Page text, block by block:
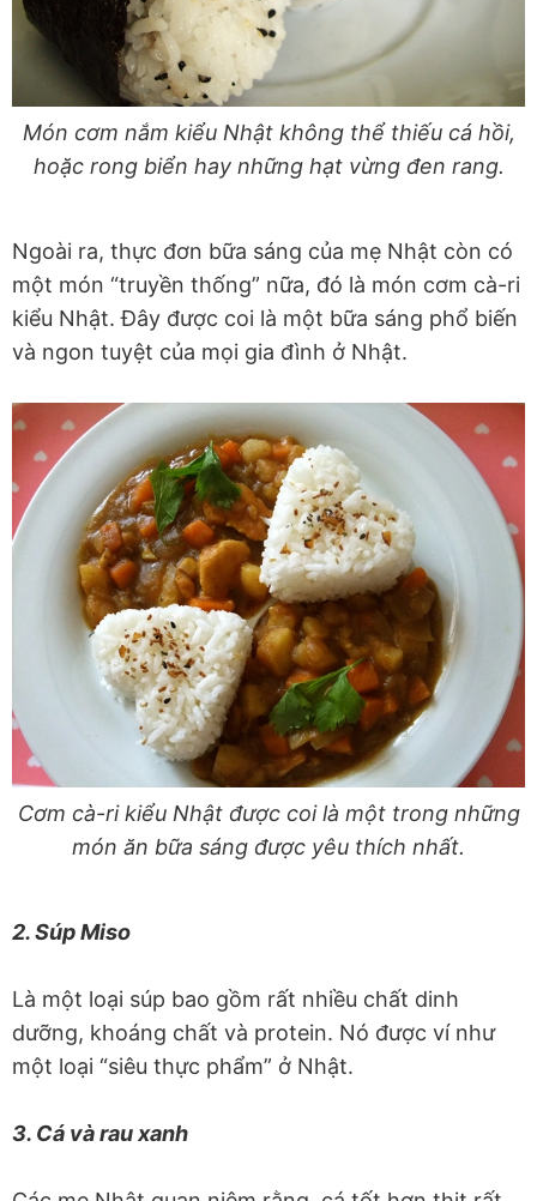
Món cơm nắm kiểu Nhật không thể thiếu cá hồi,
hoặc rong biển hay những hạt vừng đen rang.
Ngoài ra, thực đơn bữa sáng của mẹ Nhật còn có
một món “truyền thống” nữa, đó là món cơm cà-ri
kiểu Nhật. Đây được coi là một bữa sáng phổ biến
và ngon tuyệt của mọi gia đình ở Nhật.
Cơm cà-ri kiểu Nhật được coi là một trong những
món ăn bữa sáng được yêu thích nhất.
2. Súp Miso
Là một loại súp bao gồm rất nhiều chất dinh
dưỡng, khoáng chất và protein. Nó được ví như
một loại “siêu thực phẩm” ở Nhật.
3. Cá và rau xanh